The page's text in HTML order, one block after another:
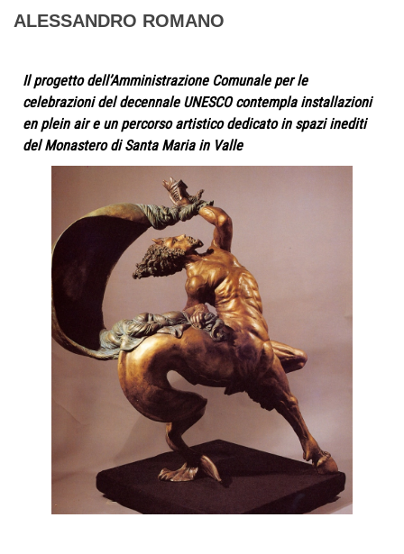
ALESSANDRO ROMANO
Il progetto dell’Amministrazione Comunale per le
celebrazioni del decennale UNESCO contempla installazioni
en plein air e un percorso artistico dedicato in spazi inediti
del Monastero di Santa Maria in Valle